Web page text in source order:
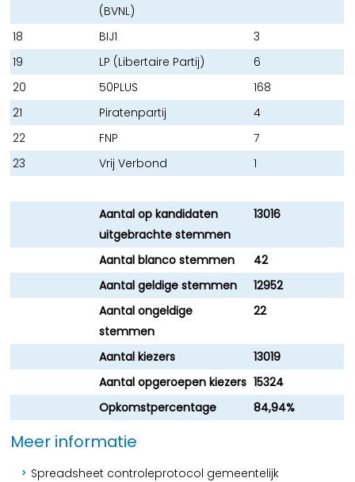
(BVNL)
18 BIJ1
3
19
LP (Libertaire Partij)
6
20
50PLUS
168
21
Piratenpartij
4
22
FNP
7
23
Vrij Verbond 1
Aantal op kandidaten
uitgebrachte stemmen
13016
Aantal blanco stemmen
42
Aantal geldige stemmen
12952
Aantal ongeldige
stemmen
22
Aantal kiezers
13019
Aantal opgeroepen kiezers 15324
Opkomstpercentage
84,94%
Meer informatie
Spreadsheet controleprotocol gemeentelijk